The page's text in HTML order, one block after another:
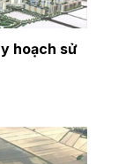
hoạch sử